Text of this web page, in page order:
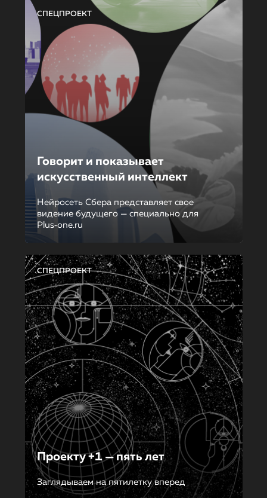
СПЕЦПРОЕКТ
Говорит и показывает
искусственный интеллект
Нейросеть Сбера представляет свое
видение будущего — специально для
Plus‑one.ru
СПЕЦПРОЕКТ
Проекту +1 — пять лет
Заглядываем на пятилетку вперед